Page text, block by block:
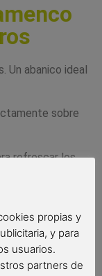
Un abanico ideal
sobre
refrescar los
que muy
bautizos
propias y
y para
usuarios.
partners de